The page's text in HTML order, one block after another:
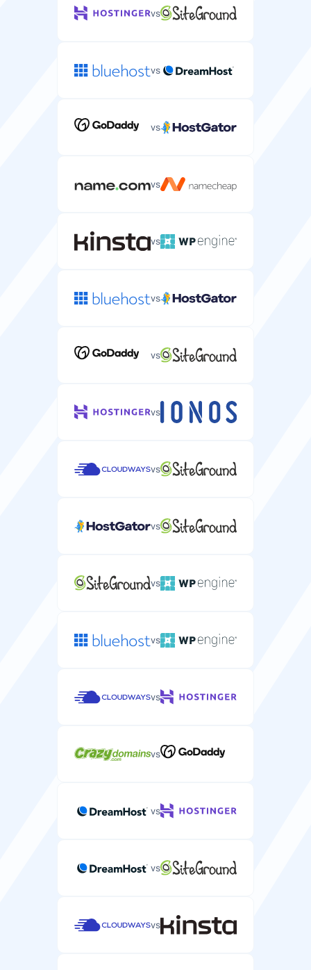
vs
vs
vs
vs
vs
vs
vs
vs
vs
vs
vs
vs
vs
vs
vs
vs
vs